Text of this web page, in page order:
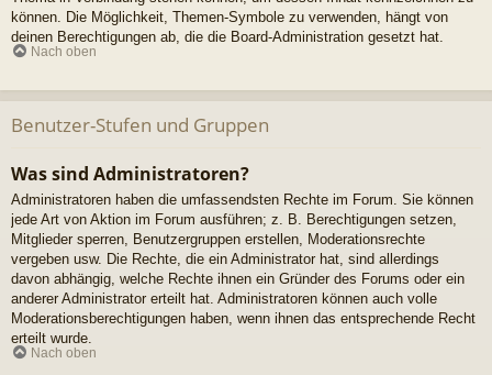
können. Die Möglichkeit, Themen-Symbole zu verwenden, hängt von
deinen Berechtigungen ab, die die Board-Administration gesetzt hat.
Nach oben
Benutzer-Stufen und Gruppen
Was sind Administratoren?
Administratoren haben die umfassendsten Rechte im Forum. Sie können
jede Art von Aktion im Forum ausführen; z. B. Berechtigungen setzen,
Mitglieder sperren, Benutzergruppen erstellen, Moderationsrechte
vergeben usw. Die Rechte, die ein Administrator hat, sind allerdings
davon abhängig, welche Rechte ihnen ein Gründer des Forums oder ein
anderer Administrator erteilt hat. Administratoren können auch volle
Moderationsberechtigungen haben, wenn ihnen das entsprechende Recht
erteilt wurde.
Nach oben